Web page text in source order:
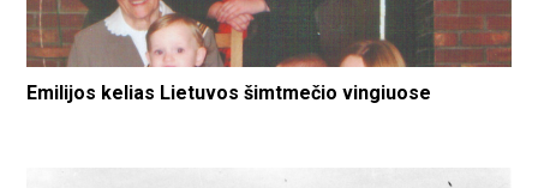
Emilijos kelias Lietuvos šimtmečio vingiuose